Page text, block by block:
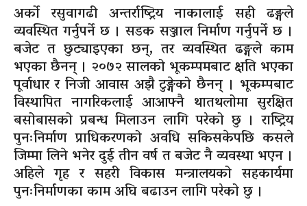
अर्को रसुवागढी अन्तर्राष्ट्रिय नाकालाई सही ढङ्गले
व्यवस्थित गर्नुपर्ने छ । सडक सञ्जाल निर्माण गर्नुपर्ने छ ।
बजेट त छुट्याइएका छन्, तर व्यवस्थित ढङ्गले काम
भएका छैनन् । २०७२ सालको भूकम्पमबाट क्षति भएका
पूर्वाधार र निजी आवास अझै टुङ्गेको छैनन् । भूकम्पबाट
विस्थापित नागरिकलाई आआफ्नै थातथलोमा सुरक्षित
बसोबासको प्रबन्ध मिलाउन लागि परेको छु । राष्ट्रिय
पुनःनिर्माण प्राधिकरणको अवधि सकिसकेपछि कसले
जिम्मा लिने भनेर दुई तीन वर्ष त बजेट नै व्यवस्था भएन ।
अहिले गृह र सहरी विकास मन्त्रालयको सहकार्यमा
पुनःनिर्माणका काम अघि बढाउन लागि परेको छु ।